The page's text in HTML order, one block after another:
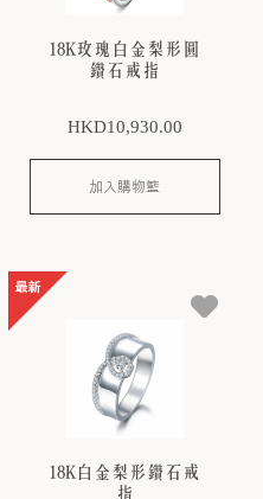
18K玫瑰白金梨形圓
鑽石戒指
HKD10,930.00
加入購物籃
18K白金梨形鑽石戒
指